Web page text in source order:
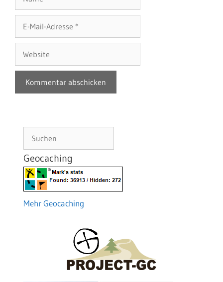
Mail-
Adresse
Geocaching
Mehr Geocaching